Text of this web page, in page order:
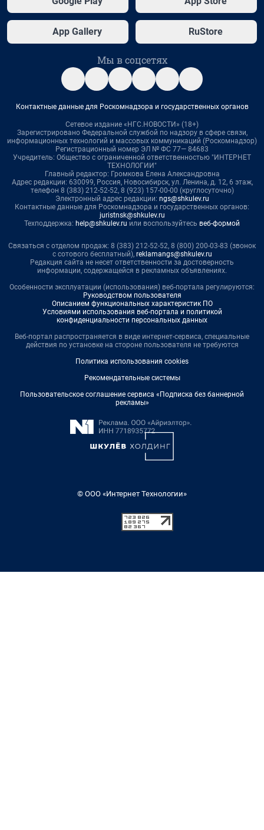
App Gallery RuStore
Мы в соцсетях
Контактные данные для Роскомнадзора и государственных органов
Сетевое издание «НГС.НОВОСТИ» (18+)
Зарегистрировано Федеральной службой по надзору в сфере связи,
информационных технологий и массовых коммуникаций (Роскомнадзор)
Регистрационный номер ЭЛ № ФС 77— 84683
Учредитель: Общество с ограниченной ответственностью "ИНТЕРНЕТ
ТЕХНОЛОГИИ"
Главный редактор: Громкова Елена Александровна
Адрес редакции: 630099, Россия, Новосибирск, ул. Ленина, д. 12, 6 этаж,
телефон 8 (383) 212-52-52, 8 (923) 157-00-00 (круглосуточно)
Электронный адрес редакции: ngs@shkulev.ru
Контактные данные для Роскомнадзора и государственных органов:
juristnsk@shkulev.ru
Техподдержка: help@shkulev.ru или воспользуйтесь веб-формой
Связаться с отделом продаж: 8 (383) 212-52-52, 8 (800) 200-03-83 (звонок
с сотового бесплатный), reklamangs@shkulev.ru
Редакция сайта не несет ответственности за достоверность
информации, содержащейся в рекламных объявлениях.
Особенности эксплуатации (использования) веб-портала регулируются:
Руководством пользователя
Описанием функциональных характеристик ПО
Условиями использования веб-портала и политикой
конфиденциальности персональных данных
Веб-портал распространяется в виде интернет-сервиса, специальные
действия по установке на стороне пользователя не требуются
Политика использования cookies
Рекомендательные системы
Пользовательское соглашение сервиса «Подписка без баннерной
рекламы»
© ООО «Интернет Технологии»